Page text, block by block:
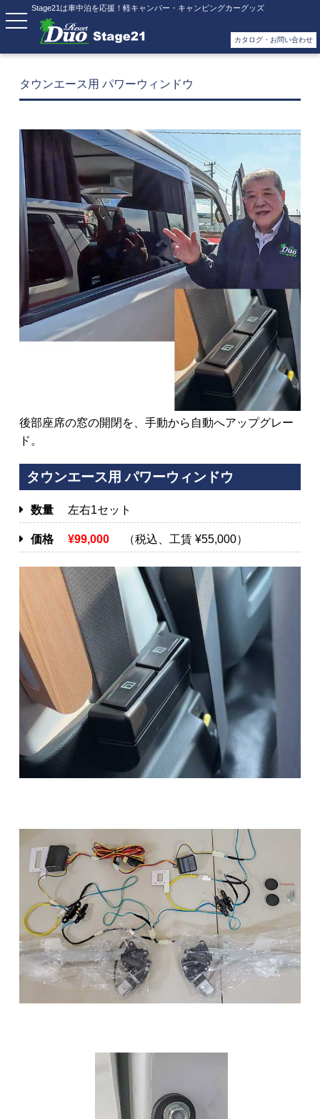
Stage21は車中泊を応援！軽キャンパー・キャンピングカーグッズ
カタログ・お問い合わせ
タウンエース用 パワーウィンドウ
後部座席の窓の開閉を、手動から自動へアップグレー
ド。
タウンエース用 パワーウィンドウ
数量 左右1セット
価格 ¥99,000 （税込、工賃 ¥55,000）